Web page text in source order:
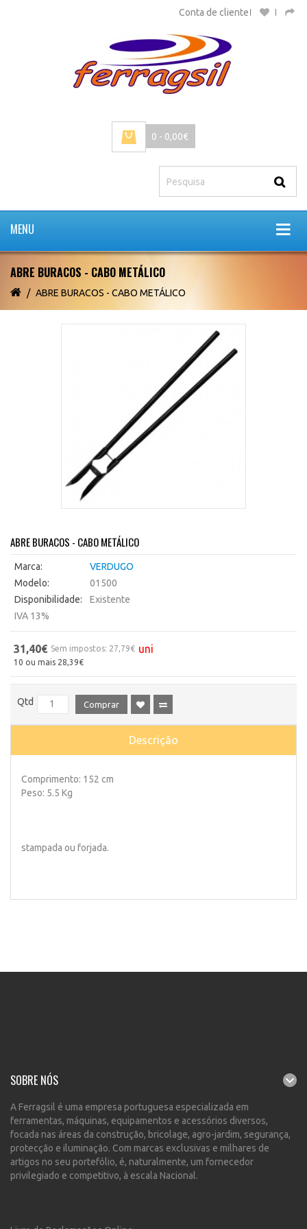
Conta de cliente
0 - 0,00€
MENU
ABRE BURACOS - CABO METÁLICO
ABRE BURACOS - CABO METÁLICO
ABRE BURACOS - CABO METÁLICO
Marca:
VERDUGO
Modelo:
01500
Disponibilidade:
Existente
IVA 13%
31,40€ Sem impostos: 27,79€ uni
10 ou mais 28,39€
Qtd Comprar
Descrição
Comprimento: 152 cm
Peso: 5.5 Kg
stampada ou forjada.
SOBRE NÓS
A Ferragsil é uma empresa portuguesa especializada em
ferramentas, máquinas, equipamentos e acessórios diversos,
focada nas áreas da construção, bricolage, agro-jardim, segurança,
protecção e iluminação. Com marcas exclusivas e milhares de
artigos no seu portefólio, é, naturalmente, um fornecedor
privilegiado e competitivo, à escala Nacional.